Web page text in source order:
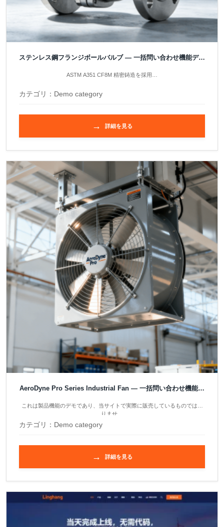
ステンレス鋼フランジボールバルブ — 一括問い合わせ機能デモ
ASTM A351 CF8M 精密鋳造を採用…
カテゴリ： Demo category
→ 詳細を見る
AeroDyne Pro Series Industrial Fan — 一括問い合わせ機能デ
これは製品機能のデモであり、当サイトで実際に販売しているものではあ
りませ…
カテゴリ： Demo category
→ 詳細を見る